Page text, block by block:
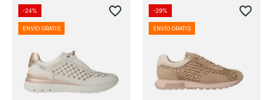
-24%
ENVÍO GRATIS
favorite_border -29%
ENVÍO GRATIS
favorite_border